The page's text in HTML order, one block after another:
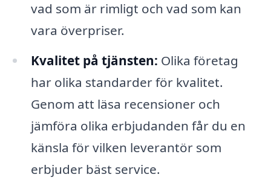
vad som är rimligt och vad som kan
vara överpriser.
Kvalitet på tjänsten: Olika företag
har olika standarder för kvalitet.
Genom att läsa recensioner och
jämföra olika erbjudanden får du en
känsla för vilken leverantör som
erbjuder bäst service.